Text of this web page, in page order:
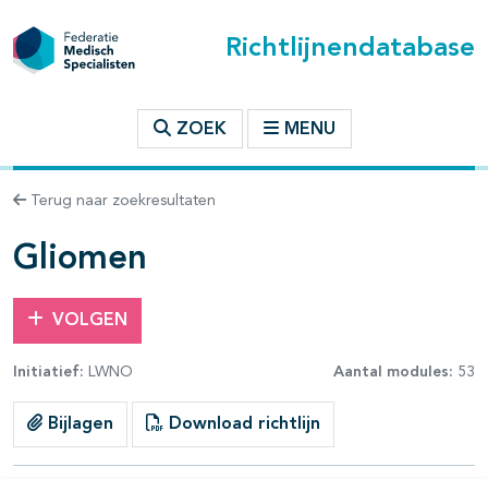
Richtlijnendatabase
ZOEK MENU
Terug naar zoekresultaten
Gliomen
VOLGEN
Initiatief: LWNO Aantal modules: 53
Bijlagen Download richtlijn
binnen deze richtlijn
open- en dichtklappen
open- en dichtklappen